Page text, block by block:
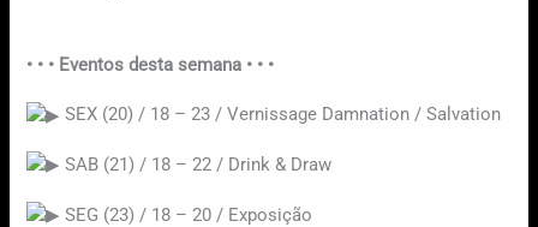
• • • Eventos desta semana • • •
SEX (20) / 18 – 23 / Vernissage Damnation / Salvation
SAB (21) / 18 – 22 / Drink & Draw
SEG (23) / 18 – 20 / Exposição